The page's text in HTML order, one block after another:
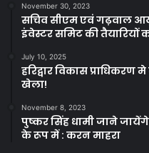
November 30, 2023
सचिव सीएम एवं गढ़वाल
इंवेस्टर समिट की तैयारियों
July 10, 2025
हरिद्वार विकास
खेला!
November 8, 2023
पुष्कर सिंह धामी जाने
के रूप में : करन माहरा